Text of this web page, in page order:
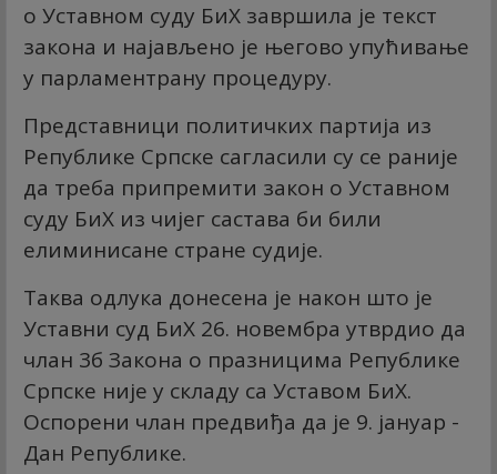
о Уставном суду БиХ завршила је текст
закона и најављено је његово упућивање
у парламентрану процедуру.
Представници политичких партија из
Републике Српске сагласили су се раније
да треба припремити закон о Уставном
суду БиХ из чијег састава би били
елиминисане стране судије.
Таква одлука донесена је након што је
Уставни суд БиХ 26. новембра утврдио да
члан 3б Закона о празницима Републике
Српске није у складу са Уставом БиХ.
Оспорени члан предвиђа да је 9. јануар -
Дан Републике.